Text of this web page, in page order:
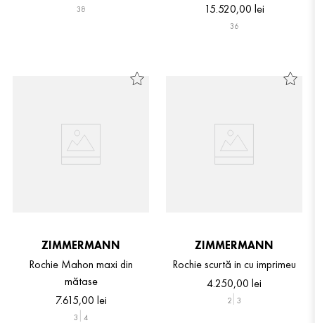
38
15.520,00 lei
36
ZIMMERMANN
Rochie Mahon maxi din
mătase
7.615,00 lei
3 4
ZIMMERMANN
Rochie scurtă in cu imprimeu
4.250,00 lei
2 3